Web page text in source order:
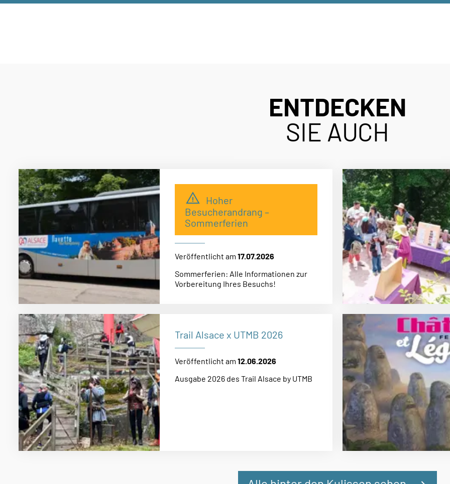
ENTDECKEN
SIE AUCH
Hoher
Besucherandrang –
Sommerferien
Veröffentlicht am17.07.2026
Sommerferien: Alle Informationen zur
Vorbereitung Ihres Besuchs!
Trail Alsace x UTMB 2026
Veröffentlicht am12.06.2026
Ausgabe 2026 des Trail Alsace by UTMB